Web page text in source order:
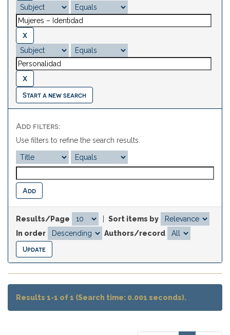
Start a new search
Add filters:
Use filters to refine the search results.
Results/Page
Sort items by
In order
Authors/record
Results 1-1 of 1 (Search time: 0.001 seconds).